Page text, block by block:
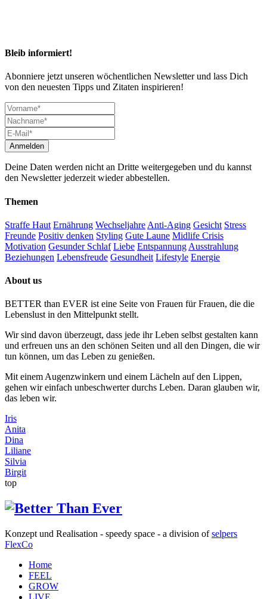
Bleib informiert!
Abonniere jetzt unseren wöchentlichen Newsletter und lass Dich
von den neuesten Tipps und Zitaten inspirieren!
Deine Daten werden nicht an Dritte weitergegeben und du kannst
den Newsletter jederzeit wieder abbestellen.
Themen
Straffe Haut Ernährung Wechseljahre Anti-Aging Gesicht Stress
Freunde Positiv denken Styling Gute Laune Midlife Crisis
Motivation Gesunder Schlaf Liebe Entspannung Ausstrahlung
Beziehungen Lebensfreude Gesundheit Lifestyle Energie
About us
BETTER than EVER ist eine Seite von Frauen für Frauen, die die
Lebenslust in den Mittelpunkt stellt.
Wir sind davon überzeugt, dass jede ihr Leben selbst gestalten kann
und erfreuen uns an den schönen Seiten und all den Dingen, die wir
tun können, um das Leben zu genießen.
Mit einem Augenzwinkern und einem Lächeln auf den Lippen,
gehen wir einfach unbeschwerter durchs Leben. Daran glauben wir,
das leben wir.
Iris
Anita
Dina
Liliane
Silvia
Birgit
top
Konzept und Realisation - speedy space - a division ofselpers
FlexCo
Home
FEEL
GROW